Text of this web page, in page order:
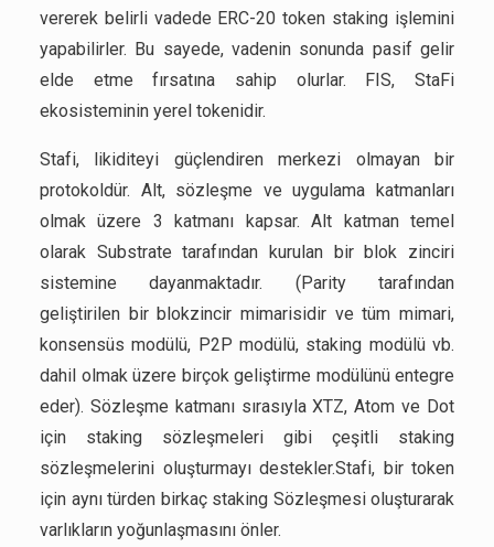
vererek belirli vadede ERC-20 token staking işlemini
yapabilirler. Bu sayede, vadenin sonunda pasif gelir
elde etme fırsatına sahip olurlar. FIS, StaFi
ekosisteminin yerel tokenidir.
Stafi, likiditeyi güçlendiren merkezi olmayan bir
protokoldür. Alt, sözleşme ve uygulama katmanları
olmak üzere 3 katmanı kapsar. Alt katman temel
olarak Substrate tarafından kurulan bir blok zinciri
sistemine dayanmaktadır. (Parity tarafından
geliştirilen bir blokzincir mimarisidir ve tüm mimari,
konsensüs modülü, P2P modülü, staking modülü vb.
dahil olmak üzere birçok geliştirme modülünü entegre
eder). Sözleşme katmanı sırasıyla XTZ, Atom ve Dot
için staking sözleşmeleri gibi çeşitli staking
sözleşmelerini oluşturmayı destekler.Stafi, bir token
için aynı türden birkaç staking Sözleşmesi oluşturarak
varlıkların yoğunlaşmasını önler.